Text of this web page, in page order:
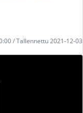
/ Tallennettu 2021-12-03